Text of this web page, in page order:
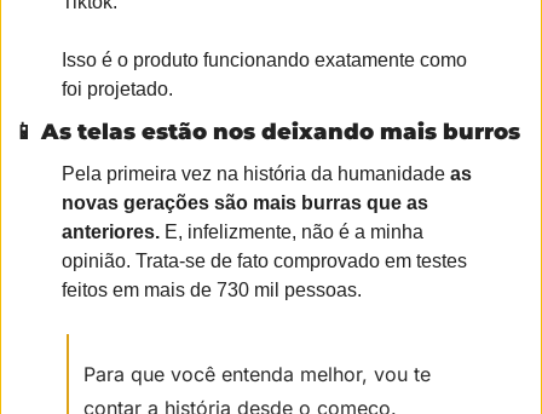
Isso é o produto funcionando exatamente como
foi projetado.
📱 As telas estão nos deixando mais burros
Pela primeira vez na história da humanidade as
novas gerações são mais burras que as
anteriores. E, infelizmente, não é a minha
opinião. Trata-se de fato comprovado em testes
feitos em mais de 730 mil pessoas.
Para que você entenda melhor, vou te
contar a história desde o começo.